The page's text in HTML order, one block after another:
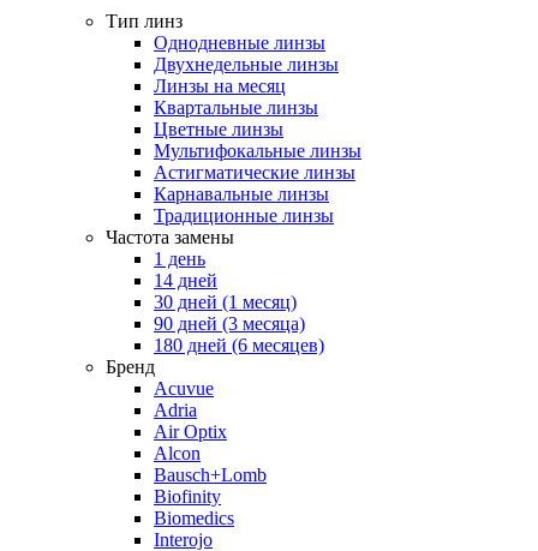
Тип линз
Однодневные линзы
Двухнедельные линзы
Линзы на месяц
Квартальные линзы
Цветные линзы
Мультифокальные линзы
Астигматические линзы
Карнавальные линзы
Традиционные линзы
Частота замены
1 день
14 дней
30 дней (1 месяц)
90 дней (3 месяца)
180 дней (6 месяцев)
Бренд
Acuvue
Adria
Air Optix
Alcon
Bausch+Lomb
Biofinity
Biomedics
Interojo